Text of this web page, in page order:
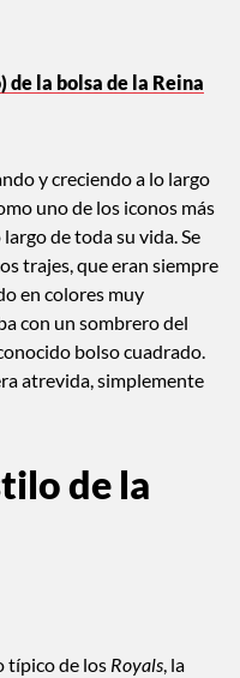
de la bolsa de la Reina
y creciendo a lo largo
uno de los iconos más
de toda su vida. Se
trajes, que eran siempre
en colores muy
con un sombrero del
bolso cuadrado.
atrevida, simplemente
de la
típico de los Royals, la